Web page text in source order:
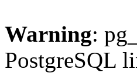
Warning:
PostgreSQL